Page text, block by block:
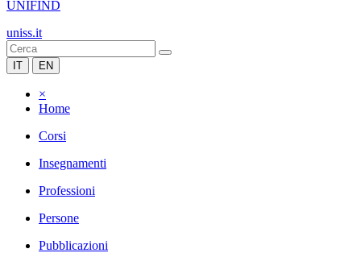
UNIFIND
uniss.it
IT EN
×
Home
Corsi
Insegnamenti
Professioni
Persone
Pubblicazioni